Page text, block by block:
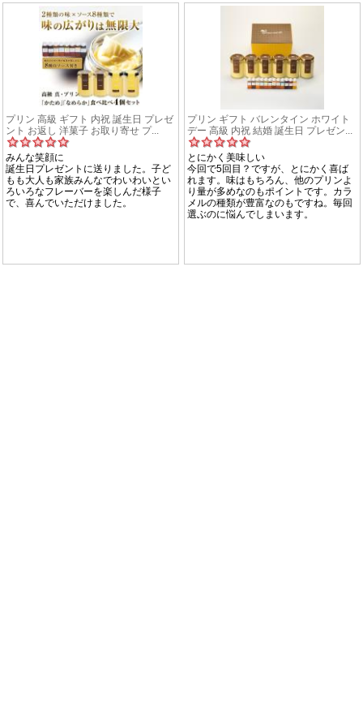
プリン 高級 ギフト 内祝 誕生日 プレゼ
ント お返し 洋菓子 お取り寄せ プ...
みんな笑顔に
誕生日プレゼントに送りました。子ど
もも大人も家族みんなでわいわいとい
ろいろなフレーバーを楽しんだ様子
で、喜んでいただけました。
プリン ギフト バレンタイン ホワイト
デー 高級 内祝 結婚 誕生日 プレゼン...
とにかく美味しい
今回で5回目？ですが、とにかく喜ば
れます。味はもちろん、他のプリンよ
り量が多めなのもポイントです。カラ
メルの種類が豊富なのもですね。毎回
選ぶのに悩んでしまいます。